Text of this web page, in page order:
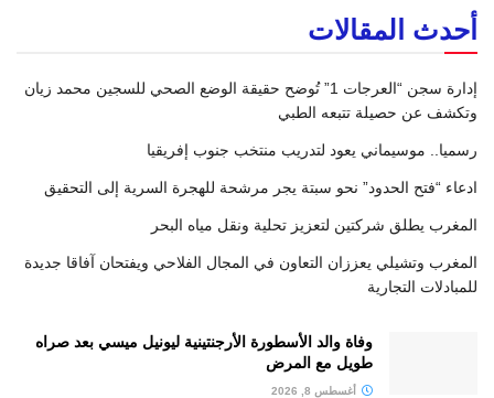
أحدث المقالات
إدارة سجن “العرجات 1” تُوضح حقيقة الوضع الصحي للسجين محمد زيان
وتكشف عن حصيلة تتبعه الطبي
رسميا.. موسيماني يعود لتدريب منتخب جنوب إفريقيا
ادعاء “فتح الحدود” نحو سبتة يجر مرشحة للهجرة السرية إلى التحقيق
المغرب يطلق شركتين لتعزيز تحلية ونقل مياه البحر
المغرب وتشيلي يعززان التعاون في المجال الفلاحي ويفتحان آفاقا جديدة
للمبادلات التجارية
وفاة والد الأسطورة الأرجنتينية ليونيل ميسي بعد صراه
طويل مع المرض
أغسطس 8, 2026